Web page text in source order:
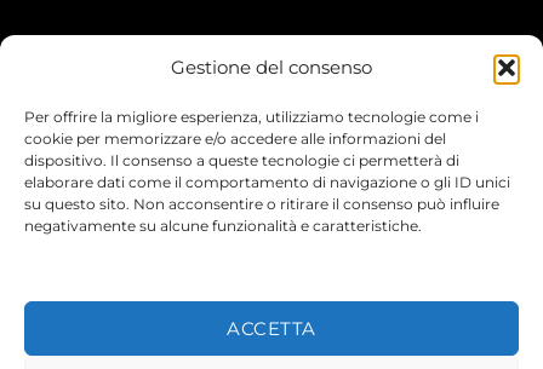
Gestione del consenso
Per offrire la migliore esperienza, utilizziamo tecnologie come i
cookie per memorizzare e/o accedere alle informazioni del
dispositivo. Il consenso a queste tecnologie ci permetterà di
elaborare dati come il comportamento di navigazione o gli ID unici
su questo sito. Non acconsentire o ritirare il consenso può influire
negativamente su alcune funzionalità e caratteristiche.
ACCETTA
I Miei Ordini
Le mie informazioni